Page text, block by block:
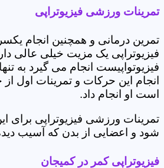
تمرینات ورزشی فیزیوتراپی
تمرین درمانی و همچنین انجام
فیزیوتراپی یک مزیت خیلی عالی
فیزیوتواپیست انجام می گیرد به
انجام این حرکات و تمرینات اول
است او انجام داد.
تمرینات ورزشی فیزیوتراپی
شود و اعضایی از بدن که آسیب
فیزیوتراپی کمر در کمیجان